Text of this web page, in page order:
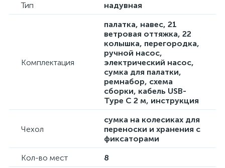
Тип надувная
Комплектация
палатка, навес, 21
ветровая оттяжка, 22
колышка, перегородка,
ручной насос,
электрический насос,
сумка для палатки,
ремнабор, схема
сборки, кабель USB-
Type C 2 м, инструкция
Чехол
сумка на колесиках для
переноски и хранения с
фиксаторами
Кол-во мест
8